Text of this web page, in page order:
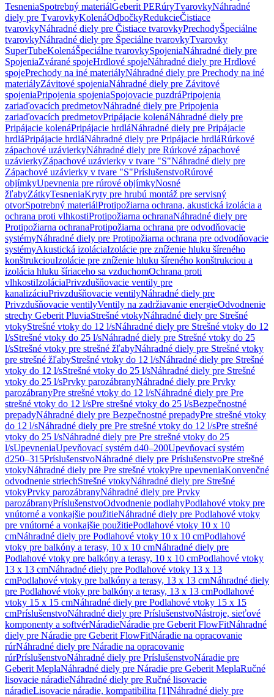
TesneniaSpotrebný materiálGeberit PERúryTvarovkyNáhradné
diely pre TvarovkyKolenáOdbočkyRedukcieČistiace
tvarovkyNáhradné diely pre Čistiace tvarovkyPrechodyŠpeciálne
tvarovkyNáhradné diely pre Špeciálne tvarovkyTvarovky
SuperTubeKolenáŠpeciálne tvarovkySpojeniaNáhradné diely pre
SpojeniaZvárané spojeHrdlové spojeNáhradné diely pre Hrdlové
spojePrechody na iné materiályNáhradné diely pre Prechody na iné
materiályZávitové spojeniaNáhradné diely pre Závitové
spojeniaPripojenia spojeniaSpojovacie puzdráPripojenia
zariaďovacích predmetovNáhradné diely pre Pripojenia
zariaďovacích predmetovPripájacie kolenáNáhradné diely pre
Pripájacie kolenáPripájacie hrdláNáhradné diely pre Pripájacie
hrdláPripájacie hrdláNáhradné diely pre Pripájacie hrdláRúrkové
zápachové uzávierkyNáhradné diely pre Rúrkové zápachové
uzávierkyZápachové uzávierky v tvare "S"Náhradné diely pre
Zápachové uzávierky v tvare "S"PríslušenstvoRúrové
objímkyUpevnenia pre rúrové objímkyNosné
žľabyZátkyTesneniaKryty pre hrubú montáž pre servisný
otvorSpotrebný materiálProtipožiarna ochrana, akustická izolácia a
ochrana proti vlhkostiProtipožiarna ochranaNáhradné diely pre
Protipožiarna ochranaProtipožiarna ochrana pre odvodňovacie
systémyNáhradné diely pre Protipožiarna ochrana pre odvodňovacie
systémyAkustická izoláciaIzolácie pre zníženie hluku šíreného
konštrukciouIzolácie pre zníženie hluku šíreného konštrukciou a
izolácia hluku šíriaceho sa vzduchomOchrana proti
vlhkostiIzoláciaPrivzdušňovacie ventily pre
kanalizáciuPrivzdušňovacie ventilyNáhradné diely pre
Privzdušňovacie ventilyVentily na zadržiavanie energieOdvodnenie
strechy Geberit PluviaStrešné vtokyNáhradné diely pre Strešné
vtokyStrešné vtoky do 12 l/sNáhradné diely pre Strešné vtoky do 12
l/sStrešné vtoky do 25 l/sNáhradné diely pre Strešné vtoky do 25
l/sStrešné vtoky pre strešné žľabyNáhradné diely pre Strešné vtoky
pre strešné žľabyStrešné vtoky do 12 l/sNáhradné diely pre Strešné
vtoky do 12 l/sStrešné vtoky do 25 l/sNáhradné diely pre Strešné
vtoky do 25 l/sPrvky parozábranyNáhradné diely pre Prvky
parozábranyPre strešné vtoky do 12 l/sNáhradné diely pre Pre
strešné vtoky do 12 l/sPre strešné vtoky do 25 l/sBezpečnostné
prepadyNáhradné diely pre Bezpečnostné prepadyPre strešné vtoky
do 12 l/sNáhradné diely pre Pre strešné vtoky do 12 l/sPre strešné
vtoky do 25 l/sNáhradné diely pre Pre strešné vtoky do 25
l/sUpevneniaUpevňovací systém d40–200Upevňovací systém
d250–315PríslušenstvoNáhradné diely pre PríslušenstvoPre strešné
vtokyNáhradné diely pre Pre strešné vtokyPre upevneniaKonvenčné
odvodnenie striechStrešné vtokyNáhradné diely pre Strešné
vtokyPrvky parozábranyNáhradné diely pre Prvky
parozábranyPríslušenstvoOdvodnenie podlahyPodlahové vtoky pre
vnútorné a vonkajšie použitieNáhradné diely pre Podlahové vtoky
pre vnútorné a vonkajšie použitiePodlahové vtoky 10 x 10
cmNáhradné diely pre Podlahové vtoky 10 x 10 cmPodlahové
vtoky pre balkóny a terasy, 10 x 10 cmNáhradné diely pre
Podlahové vtoky pre balkóny a terasy, 10 x 10 cmPodlahové vtoky
13 x 13 cmNáhradné diely pre Podlahové vtoky 13 x 13
cmPodlahové vtoky pre balkóny a terasy, 13 x 13 cmNáhradné diely
pre Podlahové vtoky pre balkóny a terasy, 13 x 13 cmPodlahové
vtoky 15 x 15 cmNáhradné diely pre Podlahové vtoky 15 x 15
cmPríslušenstvoNáhradné diely pre PríslušenstvoNástroje, sieťové
komponenty a softvérNáradieNáradie pre Geberit FlowFitNáhradné
diely pre Náradie pre Geberit FlowFitNáradie na opracovanie
rúrNáhradné diely pre Náradie na opracovanie
rúrPríslušenstvoNáhradné diely pre PríslušenstvoNáradie pre
Geberit MeplaNáhradné diely pre Náradie pre Geberit MeplaRučné
lisovacie náradieNáhradné diely pre Ručné lisovacie
náradieLisovacie náradie, kompatibilita [1]Náhradné diely pre